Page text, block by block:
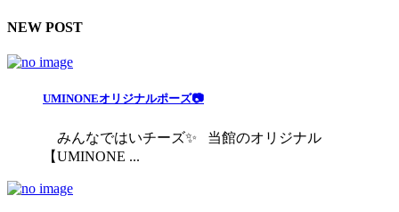
NEW POST
UMINONEオリジナルポーズ📷
みんなではいチーズ✨ 当館のオリジナル
【UMINONE ...